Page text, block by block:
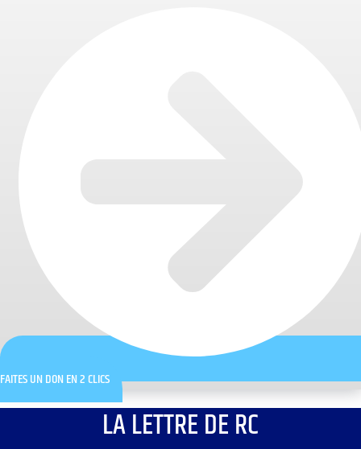
FAITES UN DON EN 2 CLICS
LA LETTRE DE RC